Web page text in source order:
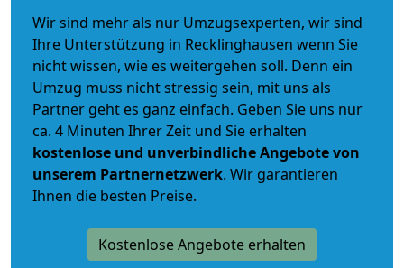
Wir sind mehr als nur Umzugsexperten, wir sind
Ihre Unterstützung in Recklinghausen wenn Sie
nicht wissen, wie es weitergehen soll. Denn ein
Umzug muss nicht stressig sein, mit uns als
Partner geht es ganz einfach. Geben Sie uns nur
ca. 4 Minuten Ihrer Zeit und Sie erhalten
kostenlose und unverbindlicheAngebote von
unserem Partnernetzwerk. Wir garantieren
Ihnen die besten Preise.
Kostenlose Angebote erhalten